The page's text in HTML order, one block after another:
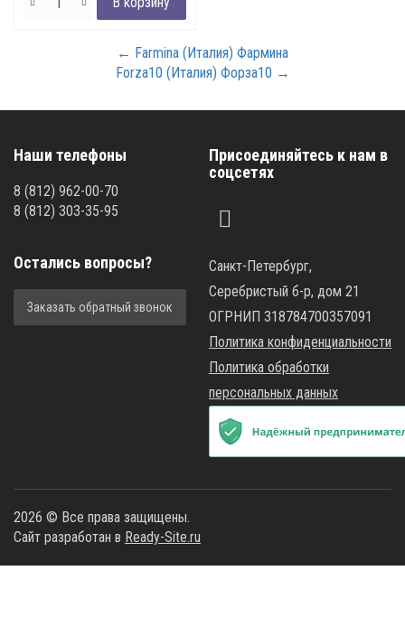
← Farmina (Италия) Фармина
Forza10 (Италия) Форза10 →
Наши телефоны
8 (812) 962-00-70
8 (812) 303-35-95
Присоединяйтесь к нам в
соцсетях
Остались вопросы?
Заказать обратный звонок
Санкт-Петербург,
Серебристый б-р, дом 21
ОГРНИП 318784700357091
Политика конфиденциальности
Политика обработки
персональных данных
2026 © Все права защищены.
Сайт разработан в Ready-Site.ru